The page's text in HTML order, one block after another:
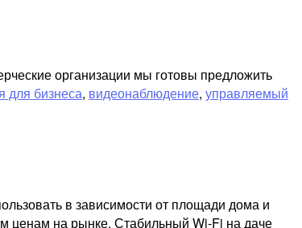
организации мы готовы предложить
для бизнеса, видеонаблюдение, управляемый
в зависимости от площади дома и
ценам на рынке. Стабильный Wi-Fi на даче